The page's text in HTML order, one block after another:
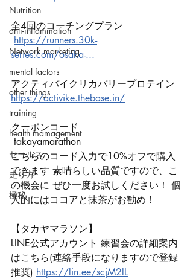
Nutrition
anti-inflammation
Network marketing
mental factors
other things
training
health mamagement
セールス
走り方
極秘
全4回のコーチングプラン
https://runners.30k-
series.com/osaka-...
アクティバイクリカバリープロテイン
https://activike.thebase.in/
クーポンコード
takayamarathon
こちらのコード入力で10%オフで購入
できます 素晴らしい品質ですので、こ
の機会に ぜひ一度お試しください！ 個
人的にはココアと抹茶がお勧め！
【タカヤマラソン】
LINE公式アカウント 練習会の詳細案内
はこちら(連絡手段になりますので登録
推奨) https://lin.ee/scjM2lL